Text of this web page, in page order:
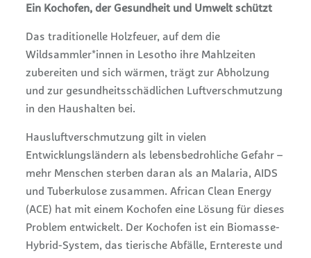
Ein Kochofen, der Gesundheit und Umwelt schützt
Das traditionelle Holzfeuer, auf dem die
Wildsammler*innen in Lesotho ihre Mahlzeiten
zubereiten und sich wärmen, trägt zur Abholzung
und zur gesundheitsschädlichen Luftverschmutzung
in den Haushalten bei.
Hausluftverschmutzung gilt in vielen
Entwicklungsländern als lebensbedrohliche Gefahr –
mehr Menschen sterben daran als an Malaria, AIDS
und Tuberkulose zusammen. African Clean Energy
(ACE) hat mit einem Kochofen eine Lösung für dieses
Problem entwickelt. Der Kochofen ist ein Biomasse-
Hybrid-System, das tierische Abfälle, Erntereste und